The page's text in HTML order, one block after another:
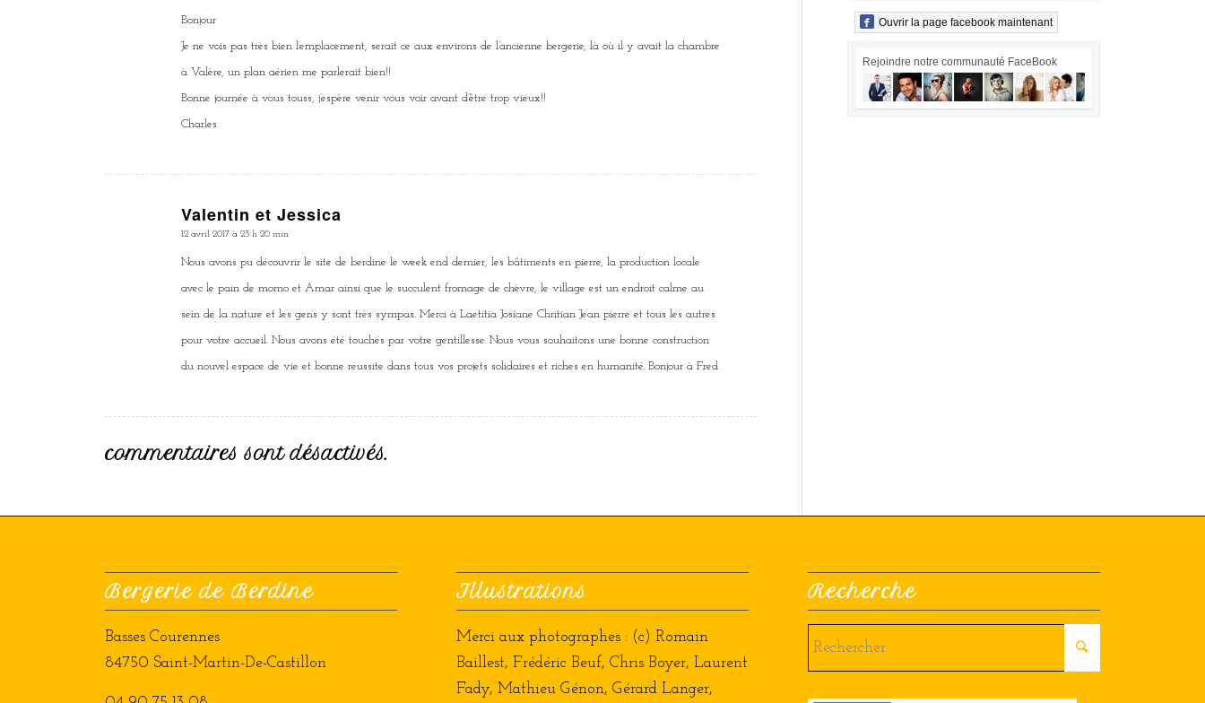
Bonjour
Je ne vois pas très bien l’emplacement, serait ce aux environs de l’ancienne bergerie, là où il y avait la chambre
à Valère, un plan aérien me parlerait bien!!
Bonne journée à vous touss, j’espère venir vous voir avant d’être trop vieux!!
Charles
Valentin et Jessica
dit
12 avril 2017 à 23 h 20 min
Nous avons pu découvrir le site de berdine le week end dernier, les bâtiments en pierre, la production locale
avec le pain de momo et Amar ainsi que le succulent fromage de chèvre, le village est un endroit calme au
sein de la nature et les gens y sont très sympas. Merci à Laetitia Josiane Chritian Jean pierre et tous les autres
pour votre accueil. Nous avons été touchés par votre gentillesse. Nous vous souhaitons une bonne construction
du nouvel espace de vie et bonne réussite dans tous vos projets solidaires et riches en humanité. Bonjour à Fred
commentaires sont désactivés.
Ouvrir la page facebook maintenant
Rejoindre notre communauté FaceBook
Bergerie de Berdine
Basses Courennes
84750 Saint-Martin-De-Castillon
Illustrations
Merci aux photographes : (c) Romain
Baillest, Frédéric Beuf, Chris Boyer, Laurent
Fady, Mathieu Génon, Gérard Langer,
Recherche